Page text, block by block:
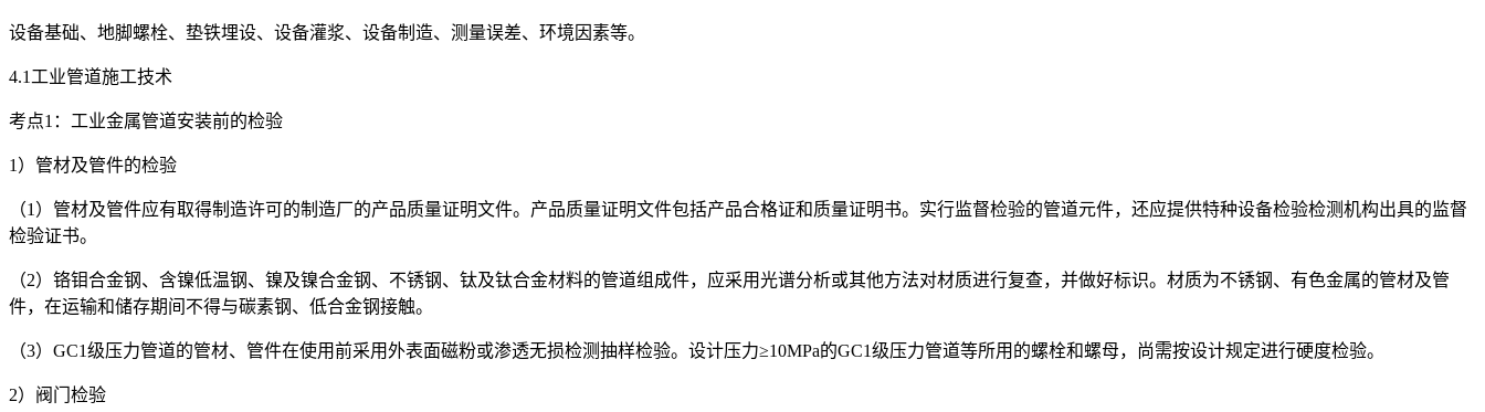
设备基础、地脚螺栓、垫铁埋设、设备灌浆、设备制造、测量误差、环境因素等。
4.1工业管道施工技术
考点1：工业金属管道安装前的检验
1）管材及管件的检验
（1）管材及管件应有取得制造许可的制造厂的产品质量证明文件。产品质量证明文件包括产品合格证和质量证明书。实行监督检验的管道元件，还应提供特种设备检验检测机构出具的监督
检验证书。
（2）铬钼合金钢、含镍低温钢、镍及镍合金钢、不锈钢、钛及钛合金材料的管道组成件，应采用光谱分析或其他方法对材质进行复查，并做好标识。材质为不锈钢、有色金属的管材及管
件，在运输和储存期间不得与碳素钢、低合金钢接触。
（3）GC1级压力管道的管材、管件在使用前采用外表面磁粉或渗透无损检测抽样检验。设计压力≥10MPa的GC1级压力管道等所用的螺栓和螺母，尚需按设计规定进行硬度检验。
2）阀门检验